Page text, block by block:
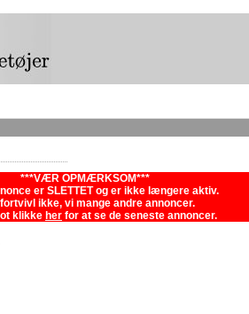
***VÆR OPMÆRKSOM***
er SLETTET og er ikke længere aktiv.
fortvivl ikke, vi mange andre annoncer.
klikke her for at se de seneste annoncer.